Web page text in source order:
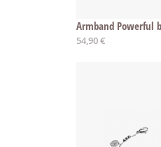
Ab
54,90 €